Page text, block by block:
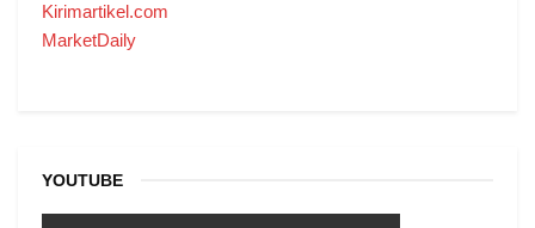
Kirimartikel.com
MarketDaily
YOUTUBE